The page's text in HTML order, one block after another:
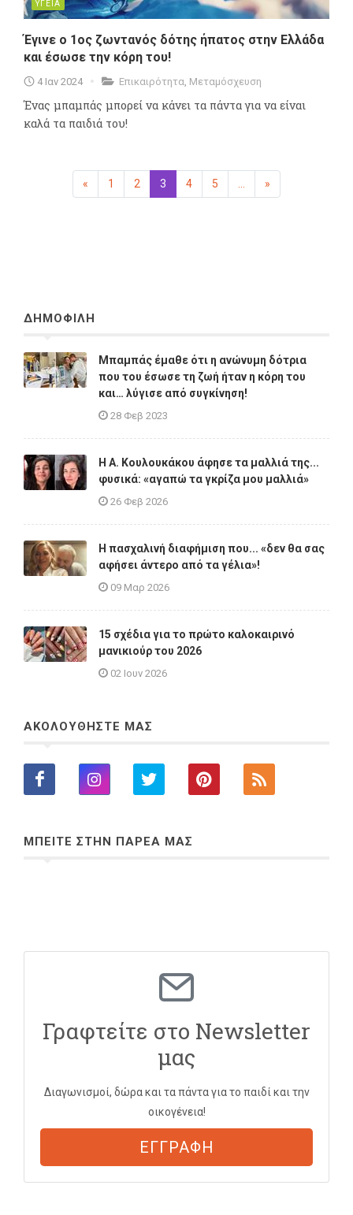
ΥΓΕΙΑ
Έγινε ο 1ος ζωντανός δότης ήπατος στην Ελλάδα
και έσωσε την κόρη του!
4 Ιαν 2024 Επικαιρότητα Μεταμόσχευση
Ένας μπαμπάς μπορεί να κάνει τα πάντα για να είναι
καλά τα παιδιά του!
« Προηγούμενη
1 2 3 (επιλεγμένη)
4 5 »
ΔΗΜΟΦΙΛΗ
Μπαμπάς έμαθε ότι η ανώνυμη δότρια
που του έσωσε τη ζωή ήταν η κόρη του
και… λύγισε από συγκίνηση!
28 Φεβ 2023
Η A. Κουλουκάκου άφησε τα μαλλιά της...
φυσικά: «αγαπώ τα γκρίζα μου μαλλιά»
26 Φεβ 2026
Η πασχαλινή διαφήμιση που... «δεν θα σας
αφήσει άντερο από τα γέλια»!
09 Μαρ 2026
15 σχέδια για το πρώτο καλοκαιρινό
μανικιούρ του 2026
02 Ιουν 2026
ΑΚΟΛΟΥΘΗΣΤΕ ΜΑΣ
ΜΠΕΙΤΕ ΣΤΗΝ ΠΑΡΕΑ ΜΑΣ
Γραφτείτε στο Newsletter
μας
Διαγωνισμοί, δώρα και τα πάντα για το παιδί και την
οικογένεια!
ΕΓΓΡΑΦΗ